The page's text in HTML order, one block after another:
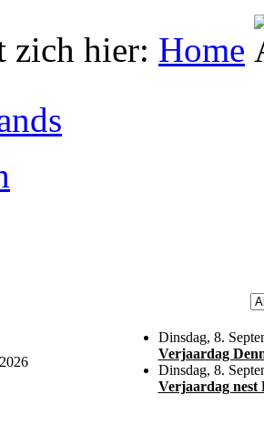
zich hier: Home
Dinsdag, 8.
Verjaardag
Dinsdag, 8.
Verjaardag nest